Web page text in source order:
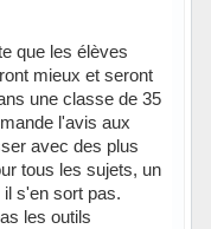
que les élèves
mieux et seront
une classe de 35
l'avis aux
avec des plus
tous les sujets, un
s'en sort pas.
les outils